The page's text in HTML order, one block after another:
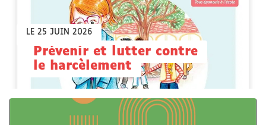
LE 25 JUIN 2026
Prévenir et lutter contre
le harcèlement